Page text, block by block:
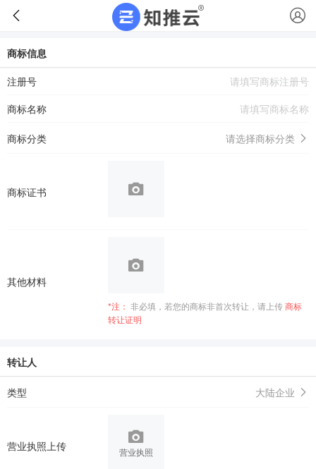
商标信息
注册号
商标名称
商标分类 请选择商标分类
商标证书
其他材料
*注： 非必填，若您的商标非首次转让，请上传商标
转让证明
转让人
类型 大陆企业
营业执照上传 营业执照